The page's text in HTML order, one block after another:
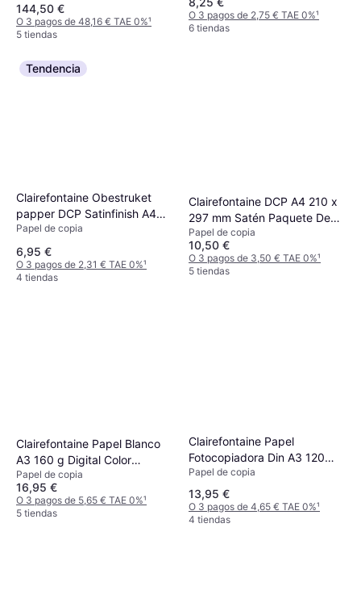
144,50 €
O 3 pagos de 48,16 € TAE 0%¹
5 tiendas
O 3 pagos de 2,75 € TAE 0%¹
6 tiendas
Tendencia
Clairefontaine Obestruket
papper DCP Satinfinish A4
120g 250/FP
Papel de copia
6,95 €
O 3 pagos de 2,31 € TAE 0%¹
4 tiendas
Clairefontaine DCP A4 210 x
297 mm Satén Paquete De
500 Hojas
Papel de copia
10,50 €
O 3 pagos de 3,50 € TAE 0%¹
5 tiendas
Clairefontaine Papel Blanco
A3 160 g Digital Color
Printing - Paquete de 250
Hojas
Papel de copia
16,95 €
O 3 pagos de 5,65 € TAE 0%¹
5 tiendas
Clairefontaine Papel
Fotocopiadora Din A3 120
Gramos Paquete De 250
Hojas
Papel de copia
13,95 €
O 3 pagos de 4,65 € TAE 0%¹
4 tiendas